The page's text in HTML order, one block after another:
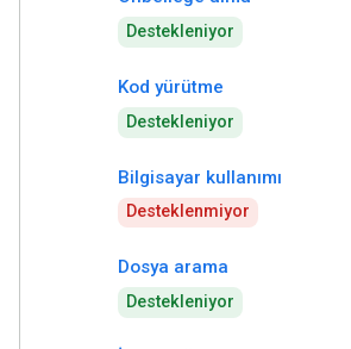
Destekleniyor
Kod yürütme
Destekleniyor
Bilgisayar kullanımı
Desteklenmiyor
Dosya arama
Destekleniyor